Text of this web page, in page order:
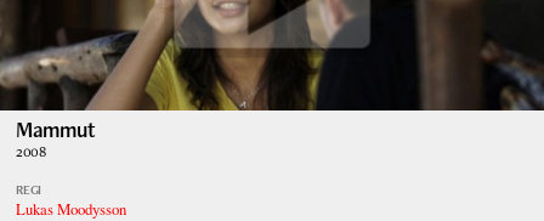
Mammut
2008
REGI
Lukas Moodysson